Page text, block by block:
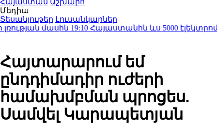
Հայաստան Աշխարհ
Մեդիա
Տեսանյութեր Լուսանկարներ
մասին19:10Հայաստանին ևս 5000
Հայտարարում եմ
ընդդիմադիր ուժերի
համախմբման պրոցես.
Սամվել Կարապետյան